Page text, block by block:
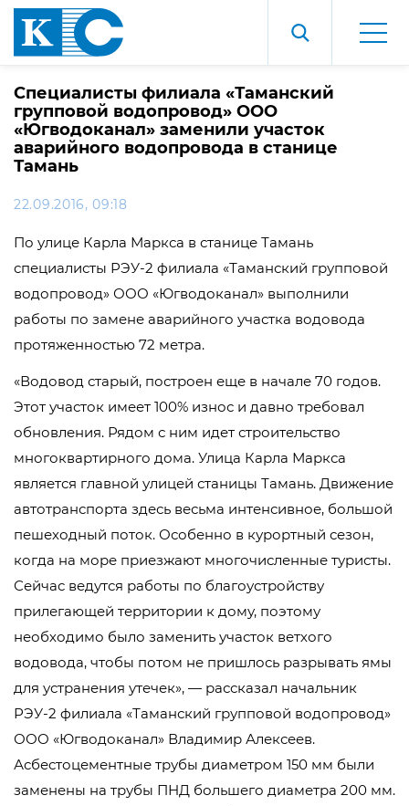
Специалисты филиала «Таманский
групповой водопровод» ООО
«Югводоканал» заменили участок
аварийного водопровода в станице
Тамань
22.09.2016, 09:18
По улице Карла Маркса в станице Тамань
специалисты РЭУ-2 филиала «Таманский групповой
водопровод» ООО «Югводоканал» выполнили
работы по замене аварийного участка водовода
протяженностью 72 метра.
«Водовод старый, построен еще в начале 70 годов.
Этот участок имеет 100% износ и давно требовал
обновления. Рядом с ним идет строительство
многоквартирного дома. Улица Карла Маркса
является главной улицей станицы Тамань. Движение
автотранспорта здесь весьма интенсивное, большой
пешеходный поток. Особенно в курортный сезон,
когда на море приезжают многочисленные туристы.
Сейчас ведутся работы по благоустройству
прилегающей территории к дому, поэтому
необходимо было заменить участок ветхого
водовода, чтобы потом не пришлось разрывать ямы
для устранения утечек», — рассказал начальник
РЭУ-2 филиала «Таманский групповой водопровод»
ООО «Югводоканал» Владимир Алексеев.
Асбестоцементные трубы диаметром 150 мм были
заменены на трубы ПНД большего диаметра 200 мм.